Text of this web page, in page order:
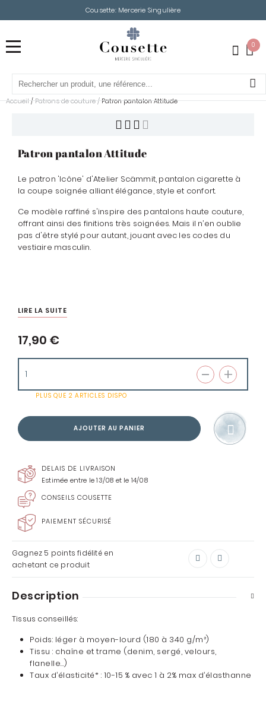
Cousette: Mercerie Singulière
0
Accueil /Patrons de couture/Patron pantalon Attitude
Patron pantalon Attitude
Le patron 'Icône' d'Atelier Scämmit, pantalon cigarette à
la coupe soignée alliant élégance, style et confort.
Ce modèle raffiné s'inspire des pantalons haute couture,
offrant ainsi des finitions très soignées. Mais il n’en oublie
pas d'être stylé pour autant, jouant avec les codes du
vestiaire masculin.
LIRE LA SUITE
17,90 €
PLUS QUE 2 ARTICLES DISPO
AJOUTER AU PANIER
DELAIS DE LIVRAISON
Estimée entre le 13/08 et le 14/08
CONSEILS COUSETTE
PAIEMENT SÉCURISÉ
Gagnez 5 points fidélité en
achetant ce produit
Description
Tissus conseillés:
Poids: léger à moyen-lourd (180 à 340 g/m²)
Tissu : chaîne et trame (denim, sergé, velours,
flanelle…)
Taux d’élasticité* : 10-15 % avec 1 à 2% max d’élasthanne